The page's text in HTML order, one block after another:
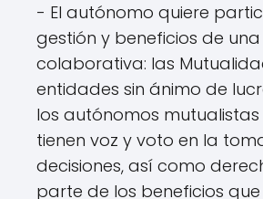
- El autónomo quiere
gestión y beneficios de
colaborativa: las
entidades sin ánimo de
los autónomos mutualistas
tienen voz y voto en la
decisiones, así como
parte de los beneficios